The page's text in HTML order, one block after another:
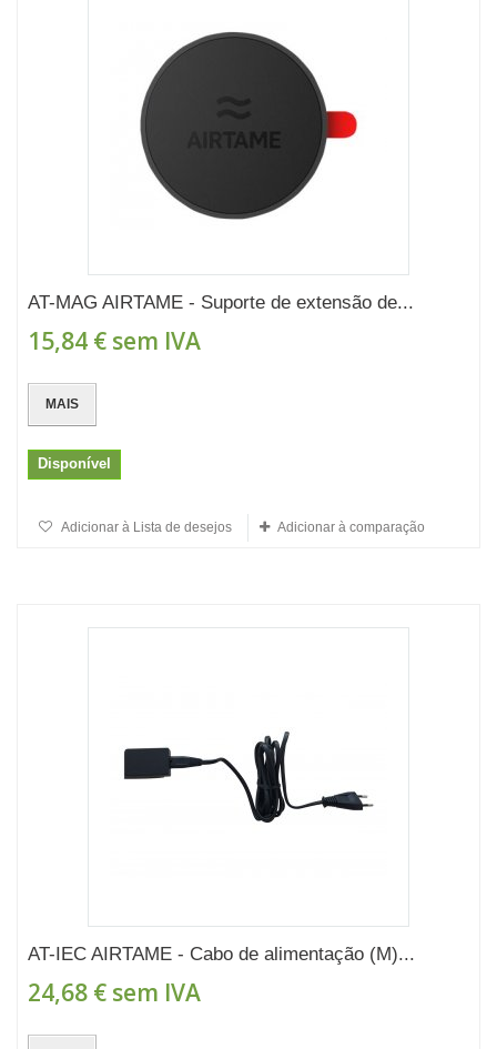
AT-MAG AIRTAME - Suporte de extensão de...
15,84 € sem IVA
MAIS
Disponível
Adicionar à Lista de desejos Adicionar à comparação
AT-IEC AIRTAME - Cabo de alimentação (M)...
24,68 € sem IVA